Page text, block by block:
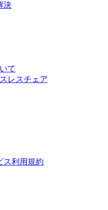
決
て
レスチェア
ス利用規約